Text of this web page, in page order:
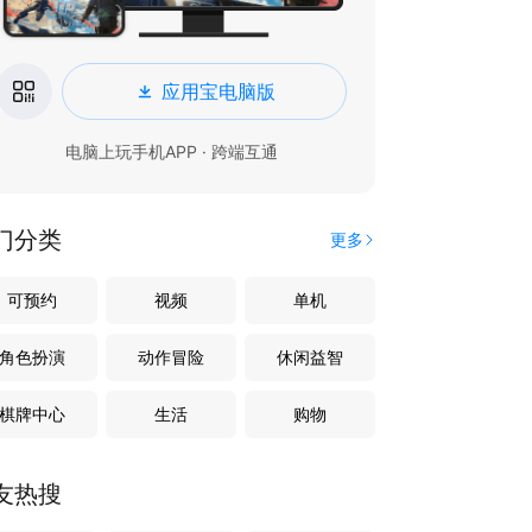
应用宝电脑版
电脑上玩手机APP · 跨端互通
分类 更多
可预约 视频 单机
角色扮演 动作冒险 休闲益智
棋牌中心 生活 购物
热搜